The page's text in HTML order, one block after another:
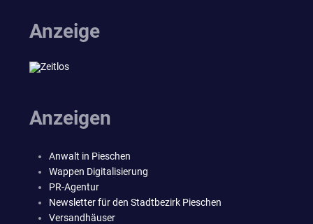
Anzeige
Anzeigen
Anwalt in Pieschen
Wappen Digitalisierung
PR-Agentur
Newsletter für den Stadtbezirk Pieschen
Versandhäuser